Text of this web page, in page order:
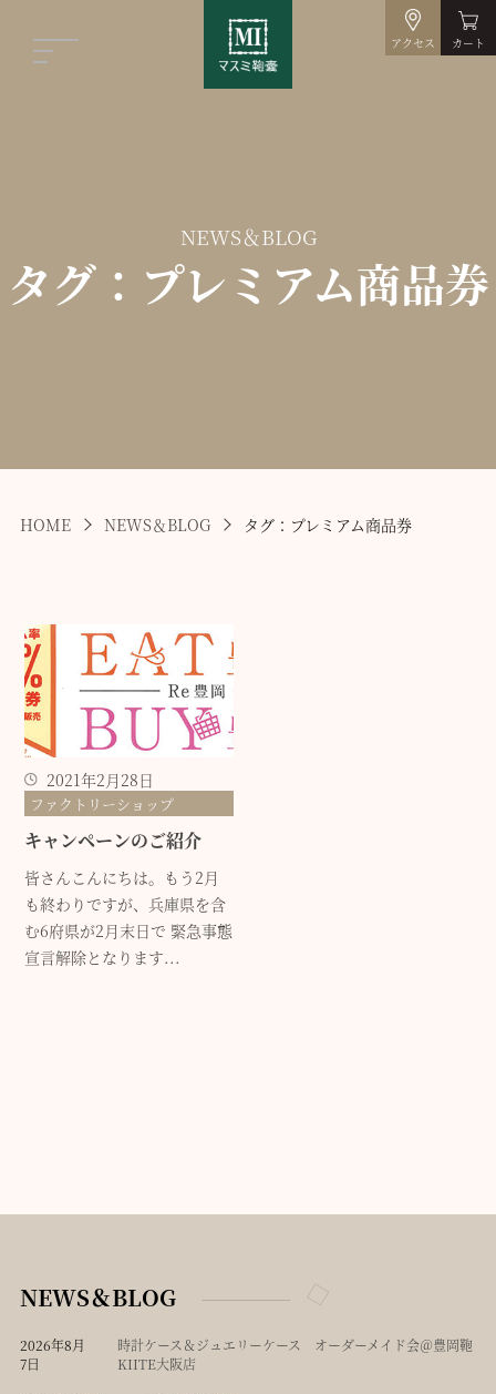
アクセス カート
NEWS＆BLOG
タグ：プレミアム商品券
HOME NEWS＆BLOG タグ：プレミアム商品券
2021年2月28日
ファクトリーショップ
キャンペーンのご紹介
皆さんこんにちは。もう2月
も終わりですが、兵庫県を含
む6府県が2月末日で 緊急事態
宣言解除となります...
NEWS＆BLOG
2026年8月
7日
時計ケース＆ジュエリーケース オーダーメイド会＠豊岡鞄
KIITE大阪店